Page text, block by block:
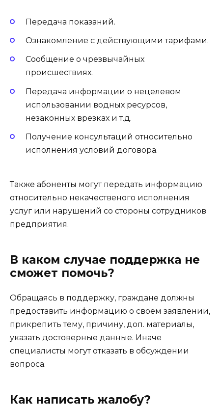
Передача показаний.
Ознакомление с действующими тарифами.
Сообщение о чрезвычайных
происшествиях.
Передача информации о нецелевом
использовании водных ресурсов,
незаконных врезках и т.д.
Получение консультаций относительно
исполнения условий договора.
Также абоненты могут передать информацию
относительно некачественого исполнения
услуг или нарушений со стороны сотрудников
предприятия.
В каком случае поддержка не
сможет помочь?
Обращаясь в поддержку, граждане должны
предоставить информацию о своем заявлении,
прикрепить тему, причину, доп. материалы,
указать достоверные данные. Иначе
специалисты могут отказать в обсуждении
вопроса.
Как написать жалобу?